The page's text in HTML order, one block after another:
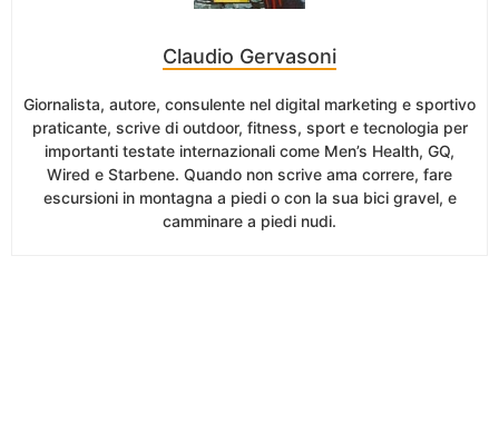
Claudio Gervasoni
Giornalista, autore, consulente nel digital marketing e sportivo
praticante, scrive di outdoor, fitness, sport e tecnologia per
importanti testate internazionali come Men’s Health, GQ,
Wired e Starbene. Quando non scrive ama correre, fare
escursioni in montagna a piedi o con la sua bici gravel, e
camminare a piedi nudi.